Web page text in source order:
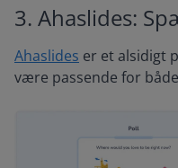
3. Ahaslides:
Ahaslides er et alsidigt
være passende for